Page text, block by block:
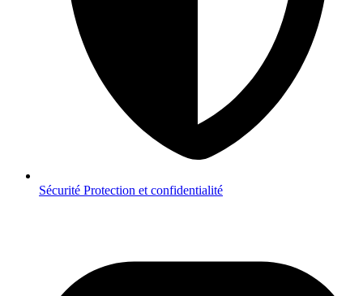
Sécurité Protection et confidentialité